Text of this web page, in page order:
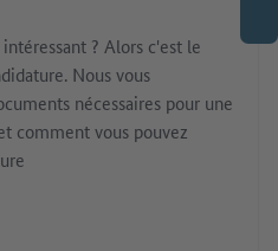
? Alors c'est le
Nous vous
nécessaires pour une
comment vous pouvez